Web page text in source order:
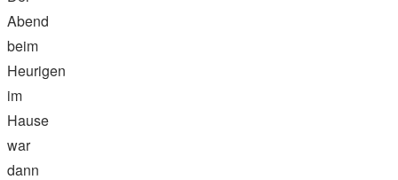
Abend
beim
Heurigen
im
Hause
war
dann